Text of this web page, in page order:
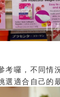
考囉，不同情
選適合自己的